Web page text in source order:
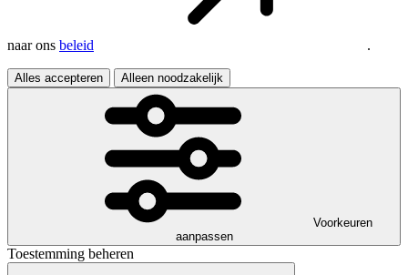
naar ons beleid .
Alles accepteren Alleen noodzakelijk
Voorkeuren
aanpassen
Toestemming beheren